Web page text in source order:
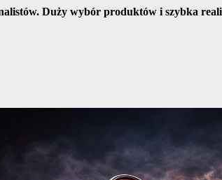
Duży wybór produktów i szybka